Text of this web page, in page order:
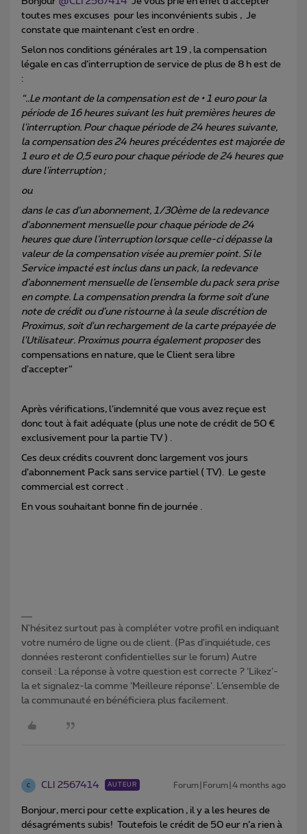
toutes mes excuses pour les inconvénients subis , Je
constate que maintenant c’est en ordre .
Selon nos conditions générales art 19 , la compensation
légale en cas d’interruption de service de plus de 8 h est de
:
“..Le montant de la compensation est de • 1 euro pour la
période de 16 heures suivant les huit premières heures de
l'interruption. Pour chaque période de 24 heures suivante,
la compensation des 24 heures précédentes est majorée de
1 euro et de 0,5 euro pour chaque période de 24 heures que
dure l'interruption ;
ou
dans le cas d’un abonnement, 1/30ème de la redevance
d'abonnement mensuelle pour chaque période de 24
heures que dure l'interruption lorsque celle-ci dépasse la
valeur de la compensation visée au premier point. Si le
Service impacté est inclus dans un pack, la redevance
d’abonnement mensuelle de l’ensemble du pack sera prise
en compte. La compensation prendra la forme soit d'une
note de crédit ou d’une ristourne à la seule discrétion de
Proximus, soit d'un rechargement de la carte prépayée de
l'Utilisateur. Proximus pourra également proposerdes
compensations en nature, que le Client sera libre
d’accepter”
Après vérifications, l’indemnité que vous avez reçue est
donc tout à fait adéquate (plus une note de crédit de 50 €
exclusivement pour la partie TV ) .
Ces deux crédits couvrent donc largement vos jours
d’abonnement Pack sans service partiel ( TV). Le geste
commercial est correct .
En vous souhaitant bonne fin de journée .
N'hésitez surtout pas à compléter votre profil en indiquant
votre numéro de ligne ou de client. (Pas d'inquiétude, ces
données resteront confidentielles sur le forum) Autre
conseil : La réponse à votre question est correcte ? ‘Likez’-
la et signalez-la comme ‘Meilleure réponse’. L’ensemble de
la communauté en bénéficiera plus facilement.
C CLI 2567414 AUTEUR Forum|Forum|4 months ago
Bonjour, merci pour cette explication , il y a les heures de
désagréments subis! Toutefois le crédit de 50 eur n’a rien à